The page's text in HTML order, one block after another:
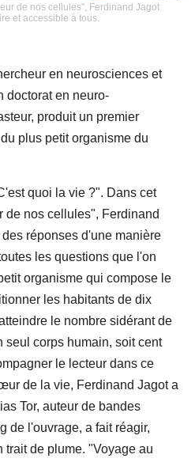
de nos cellules", Ferdinand Jagot
et accessible à tous.
en neurosciences et
doctorat en neuro-
produit un premier
plus petit organisme du
quoi la vie ?". Dans cet
nos cellules", Ferdinand
réponses d'une manière
les questions que l'on
organisme qui compose le
les habitants de dix
le nombre sidérant de
seul corps humain, soit cent
le lecteur dans ce
de la vie, Ferdinand Jagot a
Tor, auteur de bandes
de l'ouvrage, a fait réagir,
de plume. "Voyage au